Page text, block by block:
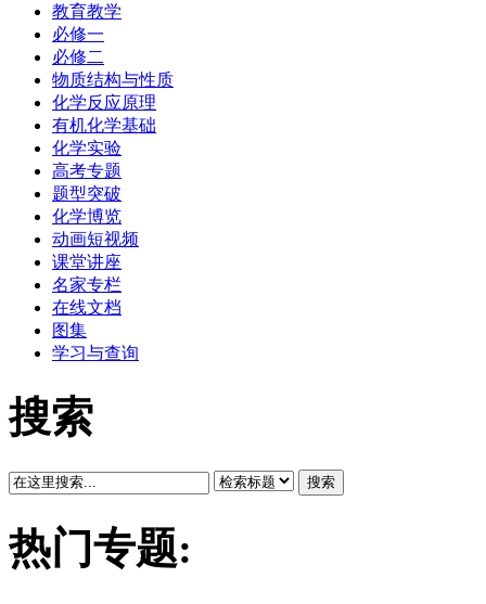
教育教学
必修一
必修二
物质结构与性质
化学反应原理
有机化学基础
化学实验
高考专题
题型突破
化学博览
动画短视频
课堂讲座
名家专栏
在线文档
图集
学习与查询
搜索
搜索
热门专题: